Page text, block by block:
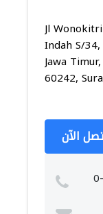
Jl Wonokitri
Indah S/34,
Jawa Timur,
60242,
الآن